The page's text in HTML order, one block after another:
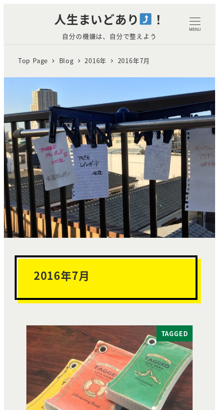
テ
へ
移
動
人生まいどあり ！
自分の機嫌は、自分で整えよう
MENU
Top Page Blog 2016年 2016年7月
TAGGED MEMO PADアウトドア
仕様のメモ帳を乾燥とアイロンで
比較してみた
2018年10月25日
READ MORE
2016年7月
TAGGED